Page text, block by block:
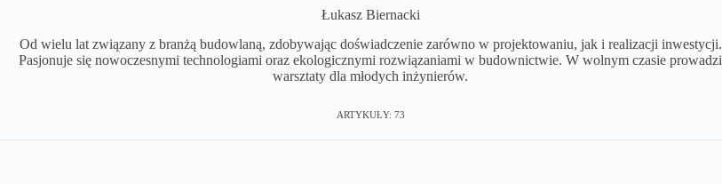
Łukasz Biernacki
Od wielu lat związany z branżą budowlaną, zdobywając doświadczenie zarówno w projektowaniu, jak i realizacji inwestycji.
Pasjonuje się nowoczesnymi technologiami oraz ekologicznymi rozwiązaniami w budownictwie. W wolnym czasie prowadzi
warsztaty dla młodych inżynierów.
ARTYKUŁY: 73